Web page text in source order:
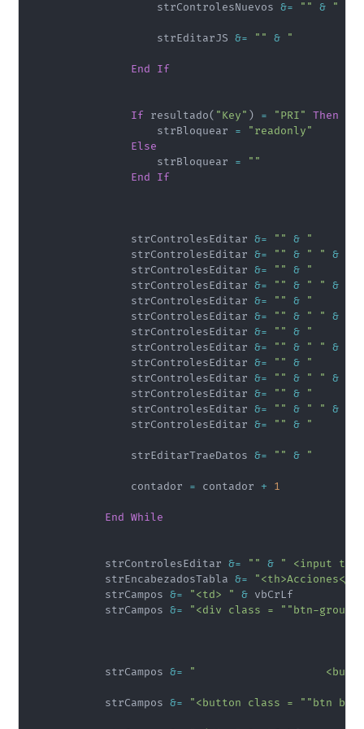
                    strControlesNuevos
&= "" & "
                    strEditarJS
&= "" & "
End If
If resultado( "Key" ) = "PRI"
Then
                    strBloquear
=
"readonly"
Else
                    strBloquear
=
""
End
If
                strControlesEditar
&= "" &
"
                strControlesEditar
&= "" & " " &
                strControlesEditar
&= "" &
"
                strControlesEditar
&= "" & " " &
                strControlesEditar
&= "" &
"
                strControlesEditar
&= "" & " " &
                strControlesEditar
&= "" &
"
                strControlesEditar
&= "" & " " &
                strControlesEditar
&= "" &
"
                strControlesEditar
&= "" & " " &
                strControlesEditar
&= "" &
"
                strControlesEditar
&= "" & " " &
                strControlesEditar
&= "" & "
                strEditarTraeDatos
&= "" & "
                contador
= contador + 1
End While
            strControlesEditar
&= "" &
" <input
            strEncabezadosTabla
&=
"<th>Acciones</
            strCampos
&= "<td> " & vbCrLf
            strCampos
&= "<div class = ""btn-
            strCampos
&= "                    <button
            strCampos
&= "<button class = ""btn